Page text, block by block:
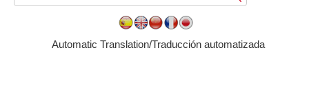
Automatic Translation/Traducción automatizada